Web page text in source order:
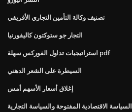
تصنيف وكالة التأمين التجاري الأفريقي
التجار جو ستوكتون كاليفورنيا
استراتيجيات تداول الفوركس سهلة pdf
السيطرة على الشعر الدهني
إغلاق أسعار الأسهم أمس
السياسة الاقتصادية المفتوحة والسياسة التجارية